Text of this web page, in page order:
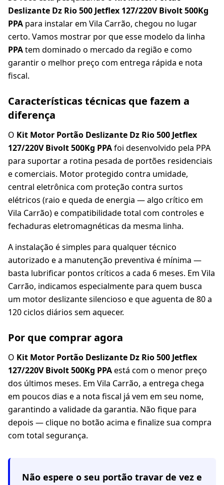
Deslizante Dz Rio 500 Jetflex 127/220V Bivolt 500Kg
PPA para instalar em Vila Carrão, chegou no lugar
certo. Vamos mostrar por que esse modelo da linha
PPAtem dominado o mercado da região e como
garantir o melhor preço com entrega rápida e nota
fiscal.
Características técnicas que fazem a
diferença
O Kit Motor Portão Deslizante Dz Rio 500 Jetflex
127/220V Bivolt 500Kg PPAfoi desenvolvido pela PPA
para suportar a rotina pesada de portões residenciais
e comerciais. Motor protegido contra umidade,
central eletrônica com proteção contra surtos
elétricos (raio e queda de energia — algo crítico em
Vila Carrão) e compatibilidade total com controles e
fechaduras eletromagnéticas da mesma linha.
A instalação é simples para qualquer técnico
autorizado e a manutenção preventiva é mínima —
basta lubrificar pontos críticos a cada 6 meses. Em Vila
Carrão, indicamos especialmente para quem busca
um motor deslizante silencioso e que aguenta de 80 a
120 ciclos diários sem aquecer.
Por que comprar agora
O Kit Motor Portão Deslizante Dz Rio 500 Jetflex
127/220V Bivolt 500Kg PPAestá com o menor preço
dos últimos meses. Em Vila Carrão, a entrega chega
em poucos dias e a nota fiscal já vem em seu nome,
garantindo a validade da garantia. Não fique para
depois — clique no botão acima e finalize sua compra
com total segurança.
Não espere o seu portão travar de vez e